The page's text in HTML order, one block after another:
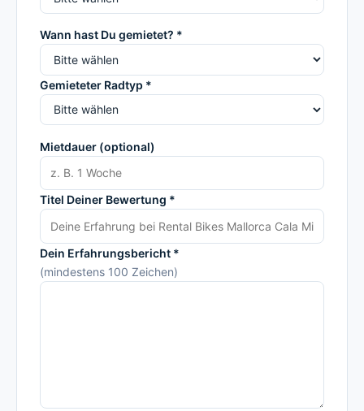
Wann hast Du gemietet? *
Gemieteter Radtyp *
Mietdauer (optional)
Titel Deiner Bewertung *
Dein Erfahrungsbericht *
(mindestens 100 Zeichen)